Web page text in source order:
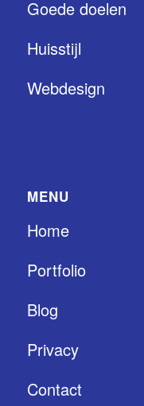
Goede doelen
Huisstijl
Webdesign
MENU
Home
Portfolio
Blog
Privacy
Contact